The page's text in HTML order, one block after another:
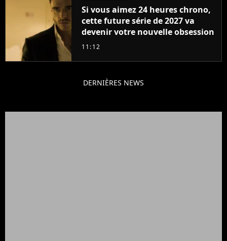
Si vous aimez 24 heures chrono,
cette future série de 2027 va
devenir votre nouvelle obsession
11:12
DERNIÈRES NEWS